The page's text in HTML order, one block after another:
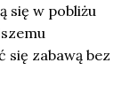
się w pobliżu
się zabawą bez